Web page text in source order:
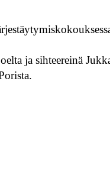
ja sihteereinä